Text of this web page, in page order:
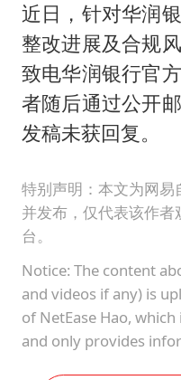
近日，针对华润
整改进展及合规
致电华润银行官
者随后通过公开
发稿未获回复。
特别声明：本文为网易
并发布，仅代表该作
台。
Notice: The content
and videos if any) is
of NetEase Hao,
and only provides